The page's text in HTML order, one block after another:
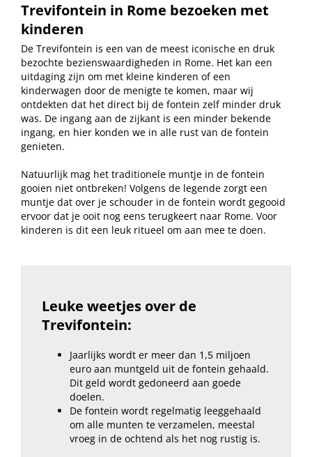
Trevifontein in Rome bezoeken met
kinderen
De Trevifontein is een van de meest iconische en druk
bezochte bezienswaardigheden in Rome. Het kan een
uitdaging zijn om met kleine kinderen of een
kinderwagen door de menigte te komen, maar wij
ontdekten dat het direct bij de fontein zelf minder druk
was. De ingang aan de zijkant is een minder bekende
ingang, en hier konden we in alle rust van de fontein
genieten.
Natuurlijk mag het traditionele muntje in de fontein
gooien niet ontbreken! Volgens de legende zorgt een
muntje dat over je schouder in de fontein wordt gegooid
ervoor dat je ooit nog eens terugkeert naar Rome. Voor
kinderen is dit een leuk ritueel om aan mee te doen.
Leuke weetjes over de
Trevifontein:
Jaarlijks wordt er meer dan 1,5 miljoen
euro aan muntgeld uit de fontein gehaald.
Dit geld wordt gedoneerd aan goede
doelen.
De fontein wordt regelmatig leeggehaald
om alle munten te verzamelen, meestal
vroeg in de ochtend als het nog rustig is.